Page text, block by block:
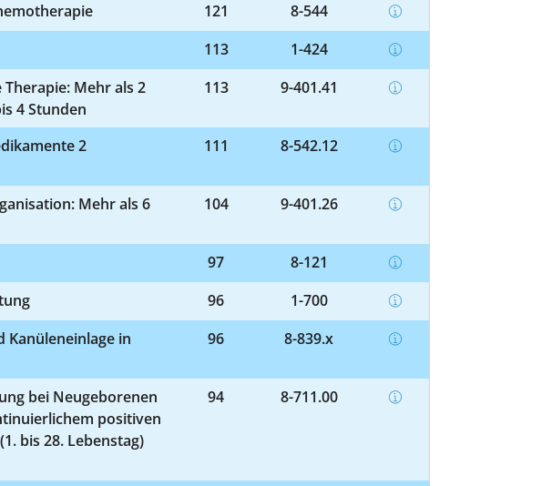
121
8-544
113
1-424
Mehr als 2
4 Stunden
113 9-401.41
2
111 8-542.12
Mehr als 6
104 9-401.26
97
8-121
96
1-700
in
96 8-839.x
bei Neugeborenen
positiven
bis 28. Lebenstag)
94 8-711.00